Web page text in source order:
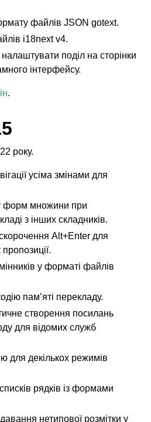
файлів JSON gotext.
i18next v4.
поділ на сторінки
інтерфейсу.
.
року.
усіма змінами для
форм множини при
з інших складників.
Alt+Enter для
у форматі файлів
пам’яті перекладу.
створення посилань
для відомих служб
для декількох режимів
рядків із формами
нетипової розмітки у